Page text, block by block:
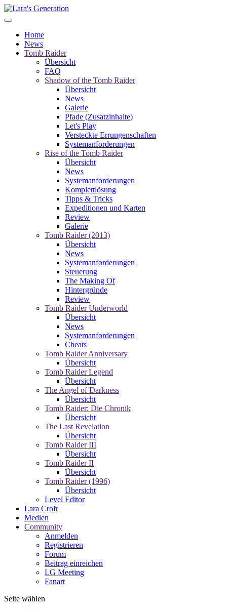
Home
News
Tomb Raider
Übersicht
FAQ
Shadow of the Tomb Raider
Übersicht
News
Galerie
Pfade (Zusatzinhalte)
Let's Play
Versteckte Errungenschaften
Systemanforderungen
Rise of the Tomb Raider
Übersicht
News
Systemanforderungen
Komplettlösung
Tipps & Tricks
Expeditionen und Karten
Review
Galerie
Tomb Raider (2013)
Übersicht
News
Systemanforderungen
Steuerung
The Making Of
Hintergründe
Review
Tomb Raider Underworld
Übersicht
News
Systemanforderungen
Cheats
Tomb Raider Anniversary
Übersicht
Tomb Raider Legend
Übersicht
The Angel of Darkness
Übersicht
Tomb Raider: Die Chronik
Übersicht
The Last Revelation
Übersicht
Tomb Raider III
Übersicht
Tomb Raider II
Übersicht
Tomb Raider (1996)
Übersicht
Level Editor
Lara Croft
Medien
Community
Anmelden
Registrieren
Forum
Beitrag einreichen
LG Meeting
Fanart
Seite wählen